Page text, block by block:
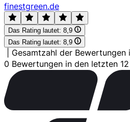
finestgreen.de
Das Rating lautet: 8,9
Das Rating lautet: 8,9
Gesamtzahl der Bewertungen
0 Bewertungen in den letzten